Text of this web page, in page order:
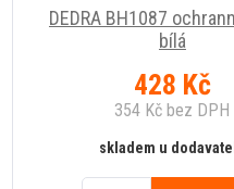
DEDRA BH1087
bílá
428 Kč
354 Kč bez DPH
skladem u